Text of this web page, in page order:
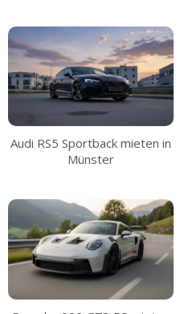
Audi RS5 Sportback mieten in
Münster